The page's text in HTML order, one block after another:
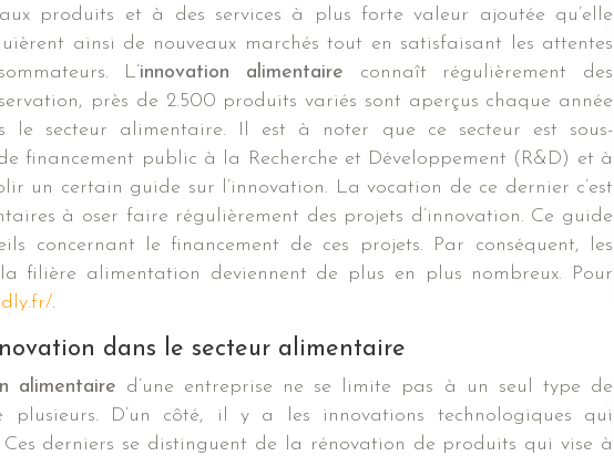
produits et à des services à plus forte valeur ajoutée qu’elle
ainsi de nouveaux marchés tout en satisfaisant les attentes
L’innovation alimentaire connaît régulièrement des
près de 2.500 produits variés sont aperçus chaque année
le secteur alimentaire. Il est à noter que ce secteur est sous-
financement public à la Recherche et Développement (R&D) et à
un certain guide sur l’innovation. La vocation de ce dernier c’est
à oser faire régulièrement des projets d’innovation. Ce guide
concernant le financement de ces projets. Par conséquent, les
filière alimentation deviennent de plus en plus nombreux. Pour
.
dans le secteur alimentaire
alimentaire d’une entreprise ne se limite pas à un seul type de
plusieurs. D’un côté, il y a les innovations technologiques qui
Ces derniers se distinguent de la rénovation de produits qui vise à